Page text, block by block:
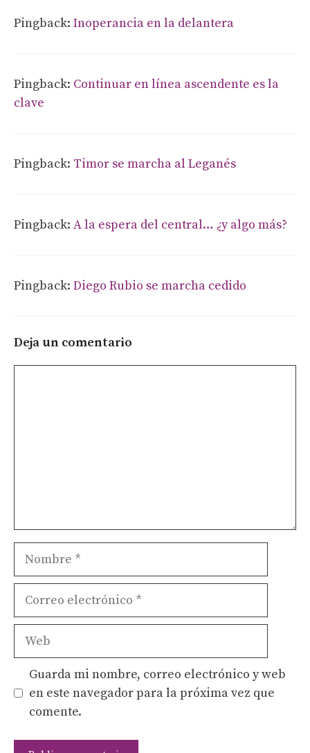
Pingback: Inoperancia en la delantera
Pingback: Continuar en línea ascendente es la
clave
Pingback: Timor se marcha al Leganés
Pingback: A la espera del central… ¿y algo más?
Pingback: Diego Rubio se marcha cedido
Deja un comentario
Nombre
Correo
Web
Guarda mi nombre, correo electrónico y web
en este navegador para la próxima vez que
comente.